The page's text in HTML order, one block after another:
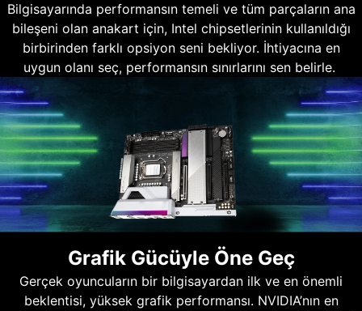
Bilgisayarında performansın temeli ve tüm parçaların ana
bileşeni olan anakart için, Intel chipsetlerinin kullanıldığı
birbirinden farklı opsiyon seni bekliyor. İhtiyacına en
uygun olanı seç, performansın sınırlarını sen belirle.
Grafik Gücüyle Öne Geç
Gerçek oyuncuların bir bilgisayardan ilk ve en önemli
beklentisi, yüksek grafik performansı. NVIDIA’nın en